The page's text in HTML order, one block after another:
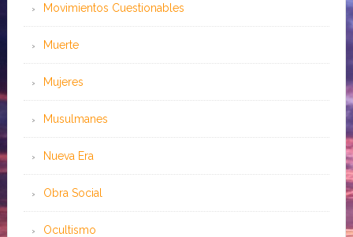
Movimientos Cuestionables
Muerte
Mujeres
Musulmanes
Nueva Era
Obra Social
Ocultismo